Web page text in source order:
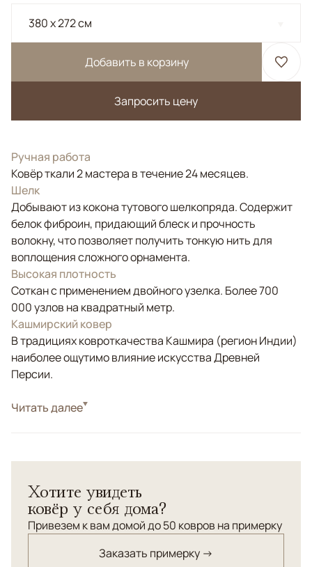
380 x 272 см
Добавить в корзину
Запросить цену
Ручная работа
Ковёр ткали 2 мастера в течение 24 месяцев.
Шелк
Добывают из кокона тутового шелкопряда. Содержит
белок фиброин, придающий блеск и прочность
волокну, что позволяет получить тонкую нить для
воплощения сложного орнамента.
Высокая плотность
Соткан с применением двойного узелка. Более 700
000 узлов на квадратный метр.
Кашмирский ковер
В традициях ковроткачества Кашмира (регион Индии)
наиболее ощутимо влияние искусства Древней
Персии.
СтильКлассические
реализован в светлой цветовой гамме из шелковых
нитей высшей категории. Уточная основа ковра -
хлопок.
Читать далее
Хотите увидеть
ковёр у себя дома?
Привезем к вам домой до 50 ковров на примерку
Заказать примерку →